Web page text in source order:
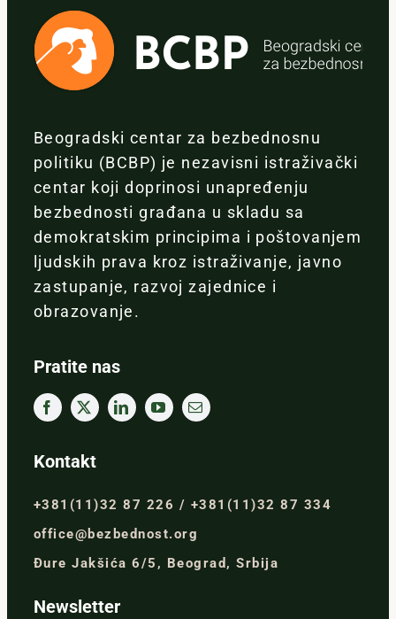
Beogradski centar za bezbednosnu
politiku (BCBP) je nezavisni istraživački
centar koji doprinosi unapređenju
bezbednosti građana u skladu sa
demokratskim principima i poštovanjem
ljudskih prava kroz istraživanje, javno
zastupanje, razvoj zajednice i
obrazovanje.
Pratite nas
Kontakt
+381(11)32 87 226 / +381(11)32 87 334
office@bezbednost.org
Đure Jakšića 6/5, Beograd, Srbija
Newsletter